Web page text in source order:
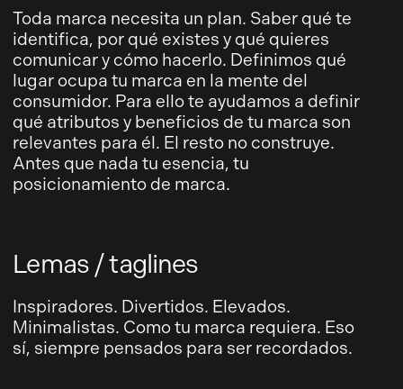
Toda marca necesita un plan. Saber qué te
identifica, por qué existes y qué quieres
comunicar y cómo hacerlo. Definimos qué
lugar ocupa tu marca en la mente del
consumidor. Para ello te ayudamos a definir
qué atributos y beneficios de tu marca son
relevantes para él. El resto no construye.
Antes que nada tu esencia, tu
posicionamiento de marca.
Lemas / taglines
Inspiradores. Divertidos. Elevados.
Minimalistas. Como tu marca requiera. Eso
sí, siempre pensados para ser recordados.